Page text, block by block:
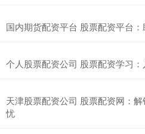
国内期货配资平台 股票配资平台
个人股票配资公司 股票配资学习
天津股票配资公司 股票配资网：
忧